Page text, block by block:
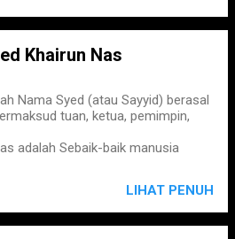
Khairun Nas
Nama Syed (atau Sayyid) berasal
tuan, ketua, pemimpin,
adalah Sebaik-baik manusia
LIHAT PENUH